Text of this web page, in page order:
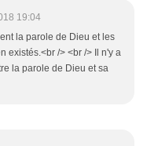
19:04
la parole de Dieu et les
existés.<br /> <br /> Il n'y a
la parole de Dieu et sa